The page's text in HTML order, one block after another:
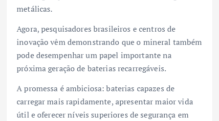
metálicas.
Agora, pesquisadores brasileiros e centros de
inovação vêm demonstrando que o mineral também
pode desempenhar um papel importante na
próxima geração de baterias recarregáveis.
A promessa é ambiciosa: baterias capazes de
carregar mais rapidamente, apresentar maior vida
útil e oferecer níveis superiores de segurança em